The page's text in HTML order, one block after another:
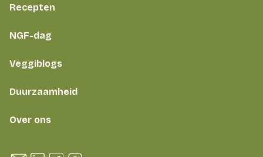
Recepten
NGF-dag
Veggiblogs
Duurzaamheid
Over ons